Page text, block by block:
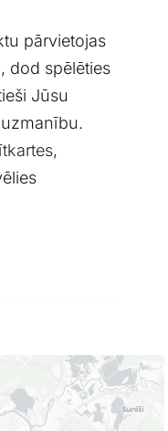
pārvietojas
dod spēlēties
Jūsu
,